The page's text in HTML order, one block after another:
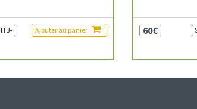
TTB+ Ajouter au panier 60€